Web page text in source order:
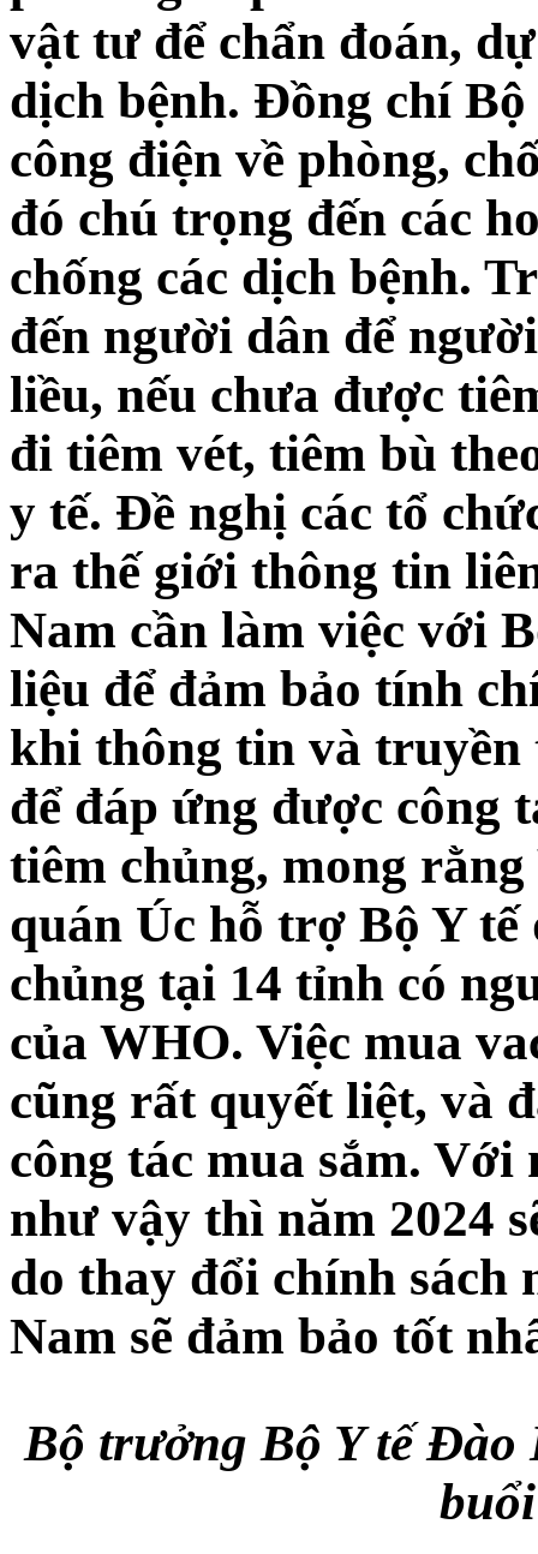
vật tư để chẩn đoán,
dịch bệnh. Đồng chí
công điện về phòng,
đó chú trọng đến các
chống các dịch bệnh.
đến người dân để
liều, nếu chưa được
đi tiêm vét, tiêm bù
y tế. Đề nghị các tổ
ra thế giới thông tin
Nam cần làm việc với
liệu để đảm bảo tính
khi thông tin và
để đáp ứng được công
tiêm chủng, mong
quán Úc hỗ trợ Bộ Y
chủng tại 14 tỉnh có
của WHO. Việc mua
cũng rất quyết liệt, và
công tác mua sắm.
như vậy thì năm 2024
do thay đổi chính sách
Nam sẽ đảm bảo tốt
Bộ trưởng Bộ Y tế Đào